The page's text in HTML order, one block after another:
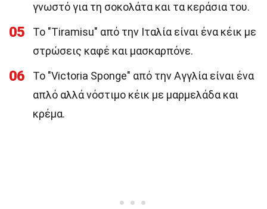
γνωστό για τη σοκολάτα και τα κεράσια του.
05
Το "Tiramisu" από την Ιταλία είναι ένα κέικ με
στρώσεις καφέ και μασκαρπόνε.
06
Το "Victoria Sponge" από την Αγγλία είναι ένα
απλό αλλά νόστιμο κέικ με μαρμελάδα και
κρέμα.